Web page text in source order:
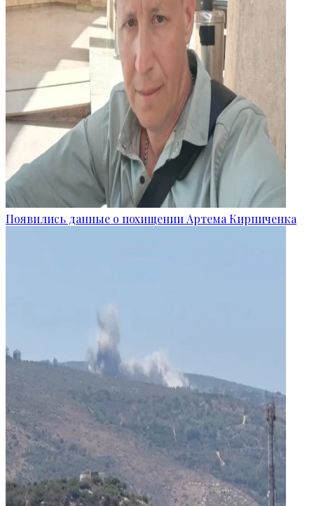
Появились данные о похищении Артема Кирпиченка